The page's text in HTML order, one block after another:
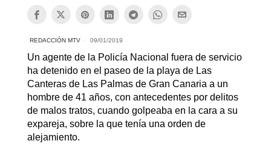
REDACCIÓN MTV 09/01/2019
Un agente de la Policía Nacional fuera de servicio
ha detenido en el paseo de la playa de Las
Canteras de Las Palmas de Gran Canaria a un
hombre de 41 años, con antecedentes por delitos
de malos tratos, cuando golpeaba en la cara a su
expareja, sobre la que tenía una orden de
alejamiento.